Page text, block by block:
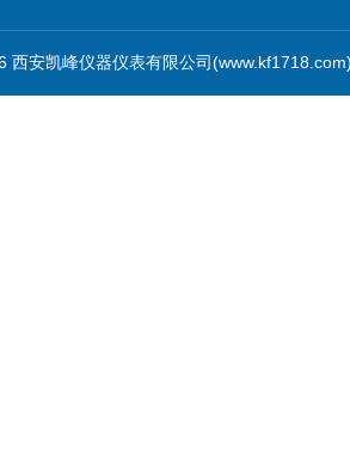
西安凯峰仪器仪表有限公司